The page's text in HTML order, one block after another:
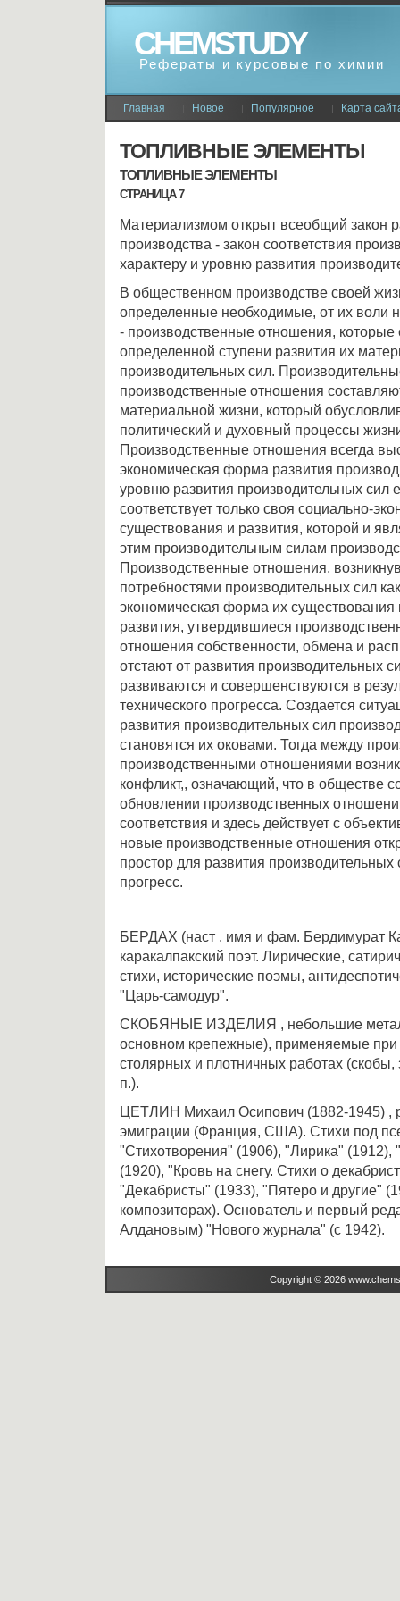
CHEMSTUDY
Рефераты и курсовые по химии
Главная Новое Популярное Карта
ТОПЛИВНЫЕ ЭЛЕМЕНТЫ
ТОПЛИВНЫЕ ЭЛЕМЕНТЫ
СТРАНИЦА 7
Материализмом открыт всеобщий закон
производства - закон соответствия
характеру и уровню развития
В общественном производстве своей
определенные необходимые, от их воли
- производственные отношения, которые
определенной ступени развития их
производительных сил.
производственные отношения
материальной жизни, который
политический и духовный процессы
Производственные отношения всегда
экономическая форма развития
уровню развития производительных сил
соответствует только своя социально-
существования и развития, которой и
этим производительным силам
Производственные отношения,
потребностями производительных сил
экономическая форма их существования
развития, утвердившиеся
отношения собственности, обмена и
отстают от развития производительных
развиваются и совершенствуются в
технического прогресса. Создается
развития производительных сил
становятся их оковами. Тогда между
производственными отношениями
конфликт,, означающий, что в обществе
обновлении производственных
соответствия и здесь действует с
новые производственные отношения
простор для развития
прогресс.
БЕРДАХ (наст . имя и фам. Бердимурат
каракалпакский поэт. Лирические,
стихи, исторические поэмы,
"Царь-самодур".
СКОБЯНЫЕ ИЗДЕЛИЯ , небольшие
основном крепежные), применяемые при
столярных и плотничных работах (скобы,
п.).
ЦЕТЛИН Михаил Осипович (1882-1945) ,
эмиграции (Франция, США). Стихи под
"Стихотворения" (1906), "Лирика" (1912),
(1920), "Кровь на снегу. Стихи о
"Декабристы" (1933), "Пятеро и другие"
композиторах). Основатель и первый
Алдановым) "Нового журнала" (с 1942).
Copyright © 2026